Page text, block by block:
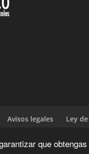
que
Avisos legales Ley
por | CIENWEBS.ORG